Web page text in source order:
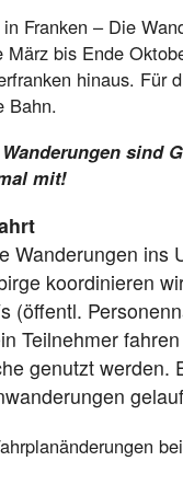
Franken – Die
März bis Ende
hinaus. Für
Bahn.
sind
mit!
Wanderungen ins
koordinieren
(öffentl.
Teilnehmer
genutzt werden.